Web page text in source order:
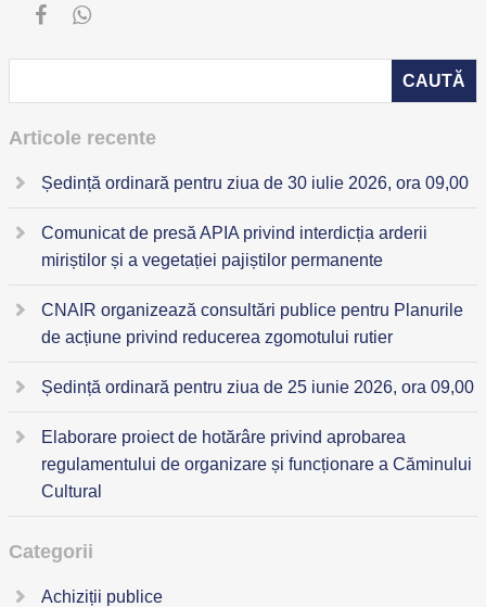
Articole recente
Ședință ordinară pentru ziua de 30 iulie 2026, ora 09,00
Comunicat de presă APIA privind interdicția arderii
miriștilor și a vegetației pajiștilor permanente
CNAIR organizează consultări publice pentru Planurile
de acțiune privind reducerea zgomotului rutier
Ședință ordinară pentru ziua de 25 iunie 2026, ora 09,00
Elaborare proiect de hotărâre privind aprobarea
regulamentului de organizare și funcționare a Căminului
Cultural
Categorii
Achiziții publice